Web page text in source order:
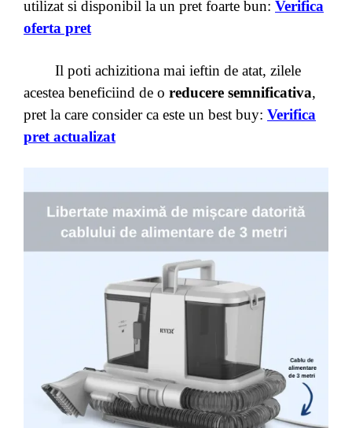
utilizat si disponibil la un pret foarte bun: Verifica
oferta pret
Il poti achizitiona mai ieftin de atat, zilele
acestea beneficiind de o reducere semnificativa,
pret la care consider ca este un best buy: Verifica
pret actualizat